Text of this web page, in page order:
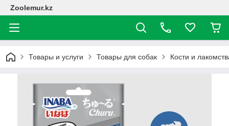
Zoolemur.kz
Товары и услуги Товары для собак Кости и